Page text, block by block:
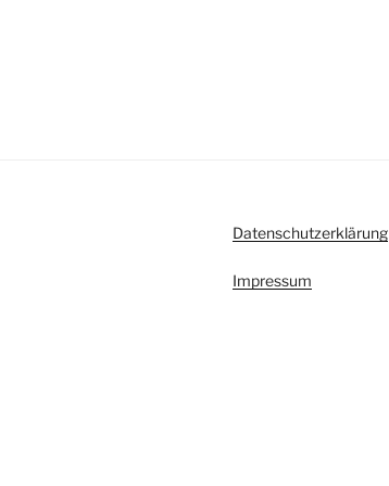
Datenschutzerklärung
Impressum